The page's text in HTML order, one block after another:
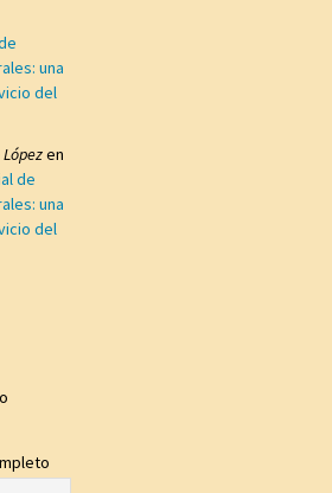
una
del
en
de
una
del